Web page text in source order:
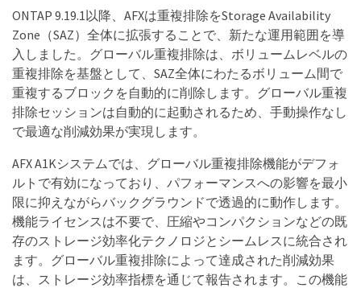
ONTAP 9.19.1以降、AFXは重複排除をStorage Availability
Zone（SAZ）全体に拡張することで、新たな運用範囲を導
入しました。グローバル重複排除は、ボリュームレベルの
重複排除を基盤として、SAZ全体にわたるボリューム間で
重複するブロックを自動的に削除します。グローバル重複
排除セッションは自動的に起動されるため、手動操作なし
で最適な削減効果が実現します。
AFX A1Kシステムでは、グローバル重複排除機能がデフォ
ルトで有効になっており、パフォーマンスへの影響を最小
限に抑えながらバックグラウンドで透過的に動作します。
機能ライセンスは不要で、圧縮やコンパクションなどの既
存のストレージ効率化テクノロジとシームレスに統合され
ます。グローバル重複排除によって達成された削減効果
は、ストレージ効率指標を通じて報告されます。この機能